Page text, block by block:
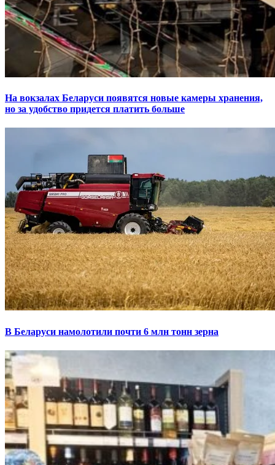
На вокзалах Беларуси появятся новые камеры хранения,
но за удобство придется платить больше
В Беларуси намолотили почти 6 млн тонн зерна